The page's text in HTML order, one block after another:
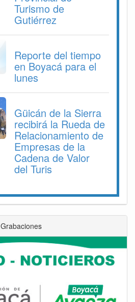
Turismo de
Gutiérrez
Reporte del tiempo
en Boyacá para el
lunes
Güicán de la Sierra
recibirá la Rueda de
Relacionamiento de
Empresas de la
Cadena de Valor
del Turis
Grabaciones